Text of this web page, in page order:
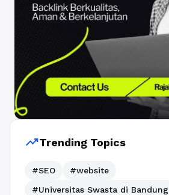
trending_upTrending Topics
#SEO
#website
#Universitas Swasta di Bandung